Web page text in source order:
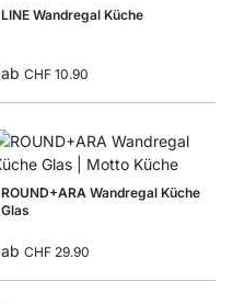
LINE Wandregal Küche
ab CHF 10.90
ROUND+ARA Wandregal Küche
Glas
ab CHF 29.90